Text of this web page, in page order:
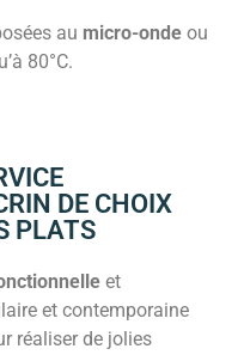
au micro-onde ou
80°C.
DE CHOIX
PLATS
et
et contemporaine
réaliser de jolies